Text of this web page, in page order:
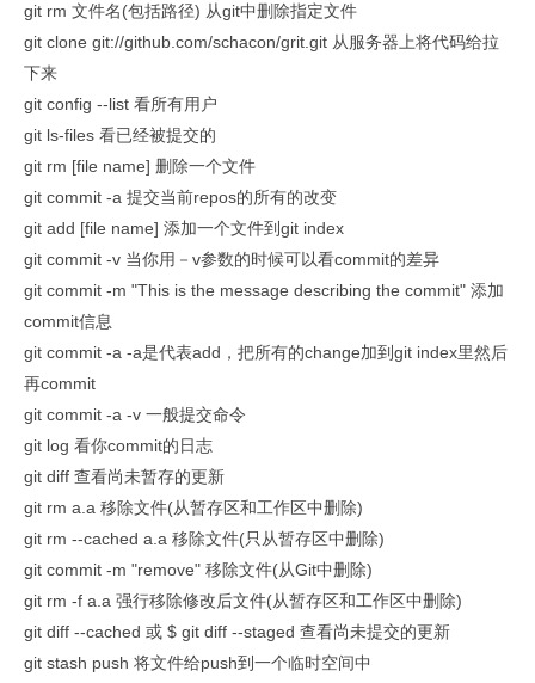
git rm 文件名(包括路径) 从git中删除指定文件
git clone git://github.com/schacon/grit.git 从服务器上将代码给拉
下来
git config --list 看所有用户
git ls-files 看已经被提交的
git rm [file name] 删除一个文件
git commit -a 提交当前repos的所有的改变
git add [file name] 添加一个文件到git index
git commit -v 当你用－v参数的时候可以看commit的差异
git commit -m "This is the message describing the commit" 添加
commit信息
git commit -a -a是代表add，把所有的change加到git index里然后
再commit
git commit -a -v 一般提交命令
git log 看你commit的日志
git diff 查看尚未暂存的更新
git rm a.a 移除文件(从暂存区和工作区中删除)
git rm --cached a.a 移除文件(只从暂存区中删除)
git commit -m "remove" 移除文件(从Git中删除)
git rm -f a.a 强行移除修改后文件(从暂存区和工作区中删除)
git diff --cached 或 $ git diff --staged 查看尚未提交的更新
git stash push 将文件给push到一个临时空间中